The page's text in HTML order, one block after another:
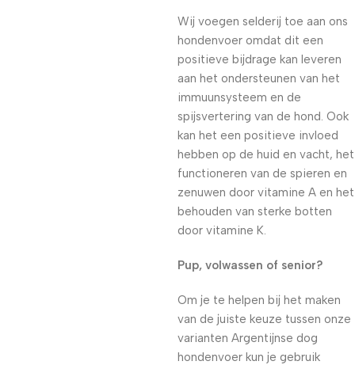
Wij voegen selderij toe aan ons
hondenvoer omdat dit een
positieve bijdrage kan leveren
aan het ondersteunen van het
immuunsysteem en de
spijsvertering van de hond. Ook
kan het een positieve invloed
hebben op de huid en vacht, het
functioneren van de spieren en
zenuwen door vitamine A en het
behouden van sterke botten
door vitamine K.
Pup, volwassen of senior?
Om je te helpen bij het maken
van de juiste keuze tussen onze
varianten Argentijnse dog
hondenvoer kun je gebruik